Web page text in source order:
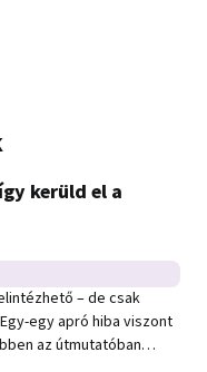
kerüld el a
– de csak
egy apró hiba viszont
az útmutatóban